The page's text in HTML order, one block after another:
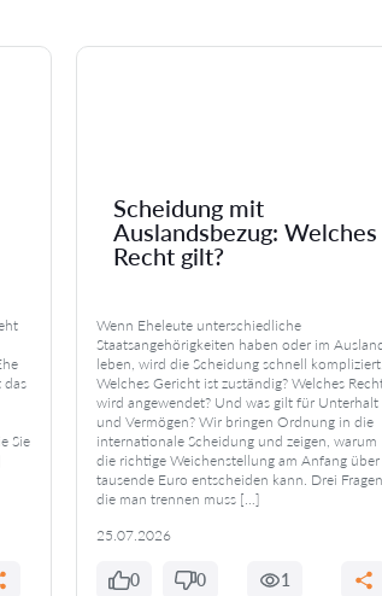
das
Sie
Scheidung mit
Auslandsbezug: Welches
Recht gilt?
Wenn Eheleute unterschiedliche
Staatsangehörigkeiten haben oder im
leben, wird die Scheidung schnell kompliziert.
Welches Gericht ist zuständig? Welches
wird angewendet? Und was gilt für Unterhalt
und Vermögen? Wir bringen Ordnung in die
internationale Scheidung und zeigen, warum
die richtige Weichenstellung am Anfang über
tausende Euro entscheiden kann. Drei
die man trennen muss […]
25.07.2026
0 0 1